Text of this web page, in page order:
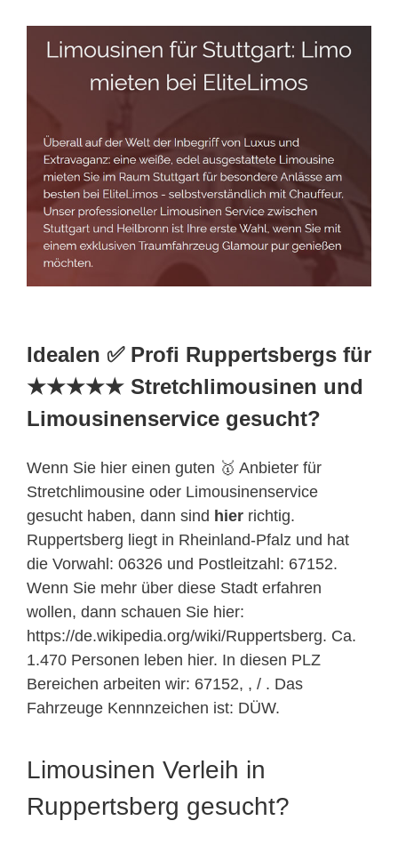
Idealen ✅ Profi Ruppertsbergs für
★★★★★ Stretchlimousinen und
Limousinenservice gesucht?
Wenn Sie hier einen guten 🥇 Anbieter für
Stretchlimousine oder Limousinenservice
gesucht haben, dann sind hier richtig.
Ruppertsberg liegt in Rheinland-Pfalz und hat
die Vorwahl: 06326 und Postleitzahl: 67152.
Wenn Sie mehr über diese Stadt erfahren
wollen, dann schauen Sie hier:
https://de.wikipedia.org/wiki/Ruppertsberg. Ca.
1.470 Personen leben hier. In diesen PLZ
Bereichen arbeiten wir: 67152, , / . Das
Fahrzeuge Kennnzeichen ist: DÜW.
Limousinen Verleih in
Ruppertsberg gesucht?